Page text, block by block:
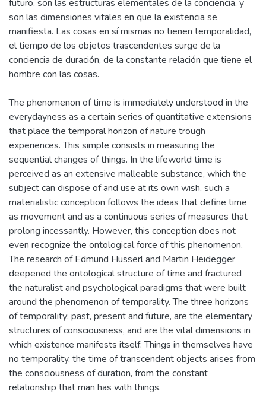
siquiera reconocer la fuerza ontológica de este fenómeno.
Las investigaciones de Edmund Husserl y Martin Heidegger
profundizaron en la estructura ontológica del tiempo y
fracturaron los paradigmas naturalistas y psicologistas, que
se construyeron entorno al fenómeno de la temporalidad.
Los tres horizontes de la temporalidad: pasado, presente y
son las dimensiones vitales en que la existencia se
manifiesta. Las cosas en sí mismas no tienen temporalidad,
el tiempo de los objetos trascendentes surge de la
conciencia de duración, de la constante relación que tiene el
The phenomenon of time is immediately understood in the
everydayness as a certain series of quantitative extensions
that place the temporal horizon of nature trough
experiences. This simple consists in measuring the
sequential changes of things. In the lifeworld time is
perceived as an extensive malleable substance, which the
subject can dispose of and use at its own wish, such a
materialistic conception follows the ideas that define time
as movement and as a continuous series of measures that
prolong incessantly. However, this conception does not
even recognize the ontological force of this phenomenon.
The research of Edmund Husserl and Martin Heidegger
deepened the ontological structure of time and fractured
the naturalist and psychological paradigms that were built
around the phenomenon of temporality. The three horizons